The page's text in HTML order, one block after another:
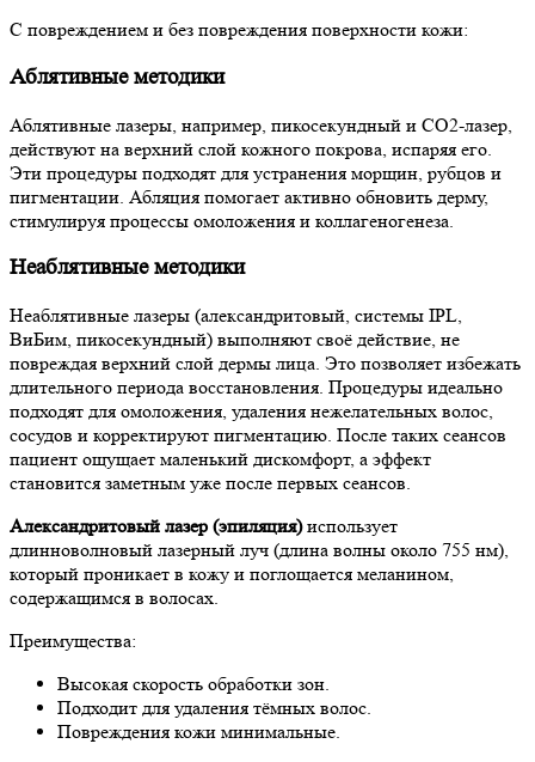
С повреждением и без повреждения поверхности кожи:
Аблятивные методики
Аблятивные лазеры, например, пикосекундный и СО2-лазер,
действуют на верхний слой кожного покрова, испаряя его.
Эти процедуры подходят для устранения морщин, рубцов и
пигментации. Абляция помогает активно обновить дерму,
стимулируя процессы омоложения и коллагеногенеза.
Неаблятивные методики
Неаблятивные лазеры (александритовый, системы IPL,
ВиБим, пикосекундный) выполняют своё действие, не
повреждая верхний слой дермы лица. Это позволяет избежать
длительного периода восстановления. Процедуры идеально
подходят для омоложения, удаления нежелательных волос,
сосудов и корректируют пигментацию. После таких сеансов
пациент ощущает маленький дискомфорт, а эффект
становится заметным уже после первых сеансов.
Александритовый лазер (эпиляция)использует
длинноволновый лазерный луч (длина волны около 755 нм),
который проникает в кожу и поглощается меланином,
содержащимся в волосах.
Преимущества:
Высокая скорость обработки зон.
Подходит для удаления тёмных волос.
Повреждения кожи минимальные.